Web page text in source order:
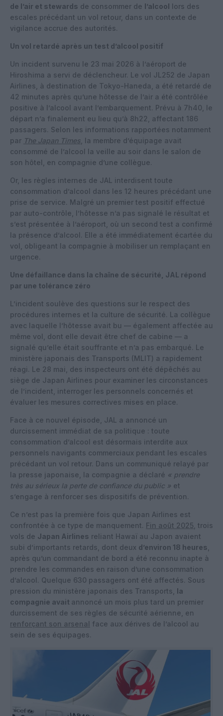
de l’air et stewards de consommer de l’alcool lors des
escales précédant un vol retour, dans un contexte de
vigilance accrue des autorités.
Un vol retardé après un test d’alcool positif
Un incident survenu le 23 mai 2026 à l’aéroport de
Hiroshima a servi de déclencheur. Le vol JL252 de Japan
Airlines, à destination de Tokyo-Haneda, a été retardé de
42 minutes après qu’une hôtesse de l’air a été contrôlée
positive à l’alcool avant l’embarquement. Prévu à 7h40, le
départ n’a finalement eu lieu qu’à 8h22, affectant 186
passagers. Selon les informations rapportées notamment
par The Japan Times , la membre d’équipage avait
consommé de l’alcool la veille au soir dans le salon de
son hôtel, en compagnie d’une collègue.
Or, les règles internes de JAL interdisent toute
consommation d’alcool dans les 12 heures précédant une
prise de service. Malgré un premier test positif effectué
par auto-contrôle, l’hôtesse n’a pas signalé le résultat et
s’est présentée à l’aéroport, où un second test a confirmé
la présence d’alcool. Elle a été immédiatement écartée du
vol, obligeant la compagnie à mobiliser un remplaçant en
urgence.
Une défaillance dans la chaîne de sécurité, JAL répond
par une tolérance zéro
L’incident soulève des questions sur le respect des
procédures internes et la culture de sécurité. La collègue
avec laquelle l’hôtesse avait bu — également affectée au
même vol, dont elle devait être chef de cabine — a
signalé qu’elle était souffrante et n’a pas embarqué. Le
ministère japonais des Transports (MLIT) a rapidement
réagi. Le 28 mai, des inspecteurs ont été dépêchés au
siège de Japan Airlines pour examiner les circonstances
de l’incident, interroger les personnels concernés et
évaluer les mesures correctives mises en place.
Face à ce nouvel épisode, JAL a annoncé un
durcissement immédiat de sa politique : toute
consommation d’alcool est désormais interdite aux
personnels navigants commerciaux pendant les escales
précédant un vol retour. Dans un communiqué relayé par
la presse japonaise, la compagnie a déclaré « prendre
très au sérieux la perte de confiance du public » et
s’engage à renforcer ses dispositifs de prévention.
Ce n’est pas la première fois que Japan Airlines est
confrontée à ce type de manquement. Fin août 2025 , trois
vols de Japan Airlines reliant Hawaï au Japon avaient
subi d’importants retards, dont deux d’environ 18 heures
après qu’un commandant de bord a été reconnu inapte à
prendre les commandes en raison d’une consommation
d’alcool. Quelque 630 passagers ont été affectés. Sous
pression du ministère japonais des Transports, la
compagnie avait annoncé un mois plus tard un premier
durcissement de ses règles de sécurité aérienne, en
renforçant son arsenal face aux dérives de l’alcool au
sein de ses équipages.